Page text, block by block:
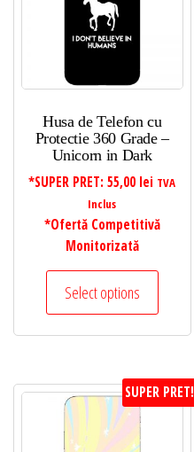
Husa de Telefon cu
Protectie 360 Grade –
Unicorn in Dark
*SUPER PRET:55,00 lei TVA
Inclus
*Ofertă Competitivă
Monitorizată
Select options
SUPER PRET!